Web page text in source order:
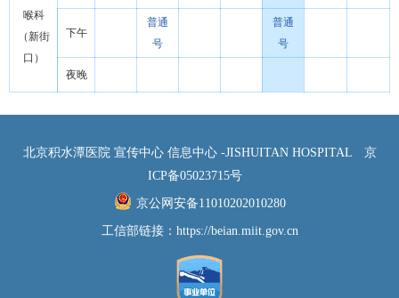
喉科
（新街
口）
下午
普通
号
普通
号
夜晚
北京积水潭医院 宣传中心 信息中心 -JISHUITAN HOSPITAL
京
ICP备05023715号
京公网安备11010202010280
工信部链接： https://beian.miit.gov.cn